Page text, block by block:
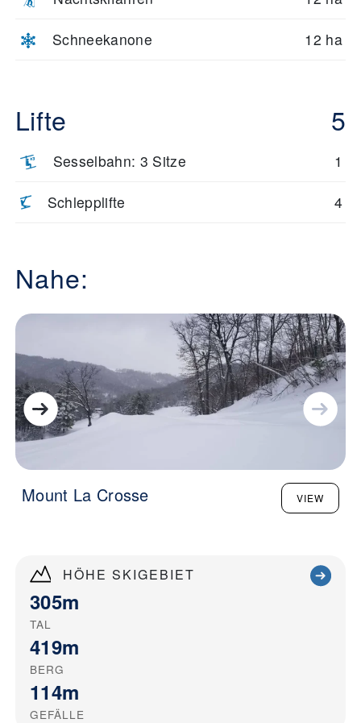
HÖHE SKIGEBIET
305m
TAL
419m
BERG
114m
GEFÄLLE
Schneekanone 12 ha
Lifte 5
Sesselbahn: 3 Sitze 1
Schlepplifte 4
Nahe:
Mount La Crosse VIEW